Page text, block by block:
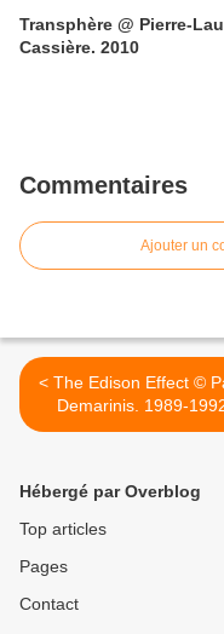
Transphère @ Pierre-
Cassière. 2010
Commentaires
Ajouter un
< The Edison Effect © Paul
Demarinis. 1989-
Hébergé par Overblog
Top articles
Pages
Contact